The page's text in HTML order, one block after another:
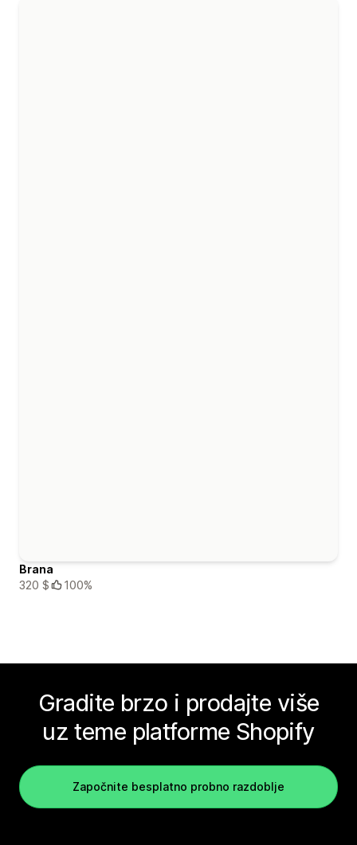
Brana
320 $
100%
Gradite brzo i prodajte više
uz teme platforme Shopify
Započnite besplatno probno razdoblje